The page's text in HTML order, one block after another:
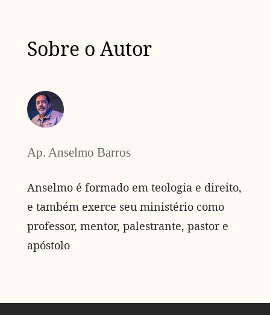
Sobre o Autor
Ap. Anselmo Barros
Anselmo é formado em teologia e direito,
e também exerce seu ministério como
professor, mentor, palestrante, pastor e
apóstolo